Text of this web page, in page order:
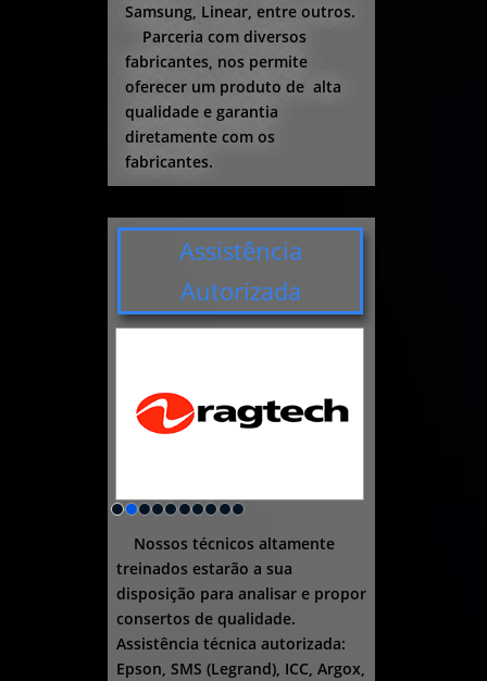
Samsung, Linear, entre outros.
Parceria com diversos
fabricantes, nos permite
oferecer um produto de alta
qualidade e garantia
diretamente com os
fabricantes.
Assistência
Autorizada
Nossos técnicos altamente
treinados estarão a sua
disposição para analisar e propor
consertos de qualidade.
Assistência técnica autorizada:
Epson, SMS (Legrand), ICC, Argox,